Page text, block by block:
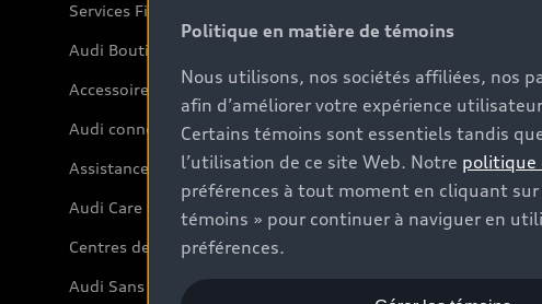
Services Financiers Audi
Audi Boutique
Accessoires
Audi connect
Assistance routière
Audi Care
Centres de carrosserie Audi
Audi Sans Souci
Politique en matière de témoins
Nous utilisons, nos sociétés affiliées, nos
afin d’améliorer votre expérience
Certains témoins sont essentiels tandis
l’utilisation de ce site Web. Notre politique
préférences à tout moment en cliquant
témoins » pour continuer à naviguer en
préférences.